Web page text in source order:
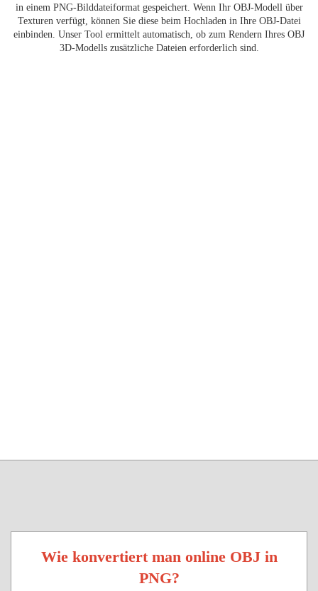
in einem PNG-Bilddateiformat gespeichert. Wenn Ihr OBJ-Modell über
Texturen verfügt, können Sie diese beim Hochladen in Ihre OBJ-Datei
einbinden. Unser Tool ermittelt automatisch, ob zum Rendern Ihres OBJ
3D-Modells zusätzliche Dateien erforderlich sind.
Wie konvertiert man online OBJ in
PNG?